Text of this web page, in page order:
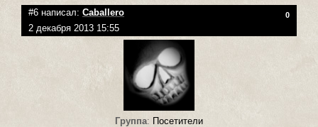
#6 написал: Caballero 0
2 декабря 2013 15:55
Группа: Посетители